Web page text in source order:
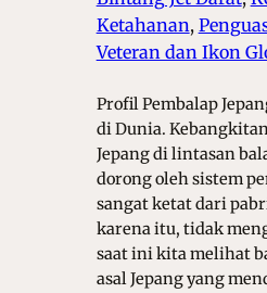
Ketahanan,
Veteran dan Ikon
Profil Pembalap
di Dunia.
Jepang di lintasan
dorong oleh sistem
sangat ketat dari
karena itu, tidak
saat ini kita melihat
asal Jepang yang